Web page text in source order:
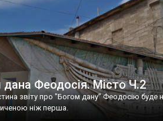
Феодосія. Місто Ч.2
звіту про "Богом дану" Феодосію буде
ніж перша.